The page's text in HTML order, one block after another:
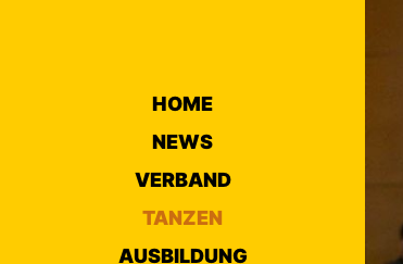
HOME
NEWS
VERBAND
TANZEN
AUSBILDUNG